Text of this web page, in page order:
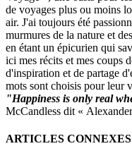
de voyages plus ou moins
air. J'ai toujours été
murmures de la nature et
en étant un épicurien qui
ici mes récits et mes coups
d'inspiration et de partage
mots sont choisis pour leur
"Happiness is only real
McCandless dit «
ARTICLES CONNEXES